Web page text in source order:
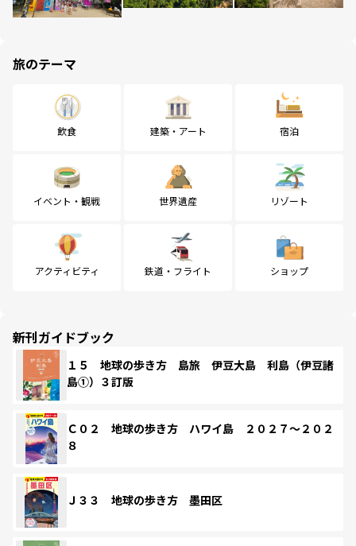
旅のテーマ
飲食 建築・アート 宿泊
イベント・観戦 世界遺産 リゾート
アクティビティ 鉄道・フライト ショップ
新刊ガイドブック
１５ 地球の歩き方 島旅 伊豆大島 利島（伊豆諸
島①）３訂版
Ｃ０２ 地球の歩き方 ハワイ島 ２０２７～２０２
８
Ｊ３３ 地球の歩き方 墨田区